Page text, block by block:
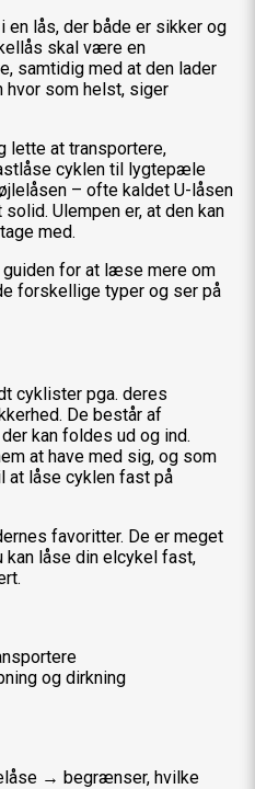
lås, der både er sikker og
skal være en
samtidig med at den lader
som helst, siger
lette at transportere,
cyklen til lygtepæle
– ofte kaldet U-låsen
Ulempen er, at den kan
med.
guiden for at læse mere om
forskellige typer og ser på
cyklister pga. deres
De består af
kan foldes ud og ind.
at have med sig, og som
låse cyklen fast på
favoritter. De er meget
låse din elcykel fast,
og dirkning
→ begrænser, hvilke